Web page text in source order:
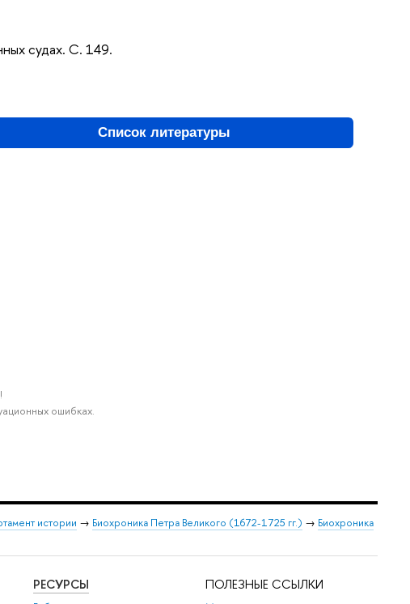
судах. С. 149.
Список литературы
ошибках.
истории → Биохроника Петра Великого (1672-1725 гг.) → Биохроника
РЕСУРСЫ ПОЛЕЗНЫЕ ССЫЛКИ